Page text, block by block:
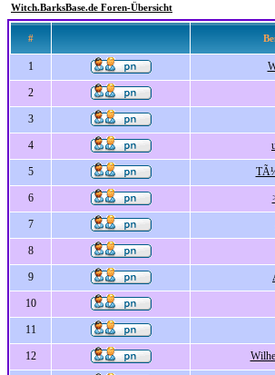
Witch.BarksBase.de Foren-Übersicht
#
1
2
3
4
5
6
7
8
9
10
11
12